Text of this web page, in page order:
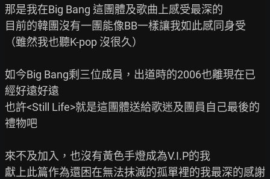
那是我在Big Bang 這團體及歌曲上感受最深的
目前的韓團沒有一團能像BB一樣讓我如此感同身受
（雖然我也聽K-pop 沒很久）
如今Big Bang剩三位成員，出道時的2006也離現在已
經好遠好遠
也許<Still Life>就是這團體送給歌迷及團員自己最後的
禮物吧
來不及加入，也沒有黃色手燈成為V.I.P的我
獻上此篇作為還困在無法抹滅的孤單裡的我最深的感謝